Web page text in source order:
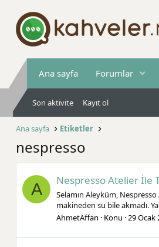
Ana sayfa Forumlar
Son aktivite Kayıt ol
Ana sayfa Etiketler
nespresso
A Nespresso Atelier İle
Selamın Aleyküm,
makineden su bile akmadı.
AhmetAffan
Konu 29 Ocak